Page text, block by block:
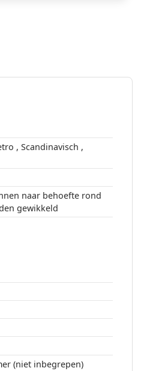
naar behoefte rond
gewikkeld
(niet inbegrepen)